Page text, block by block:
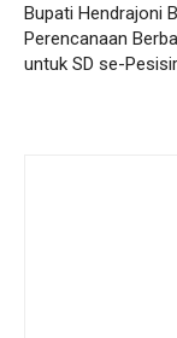
Bupati Hendrajoni
Perencanaan
untuk SD se-